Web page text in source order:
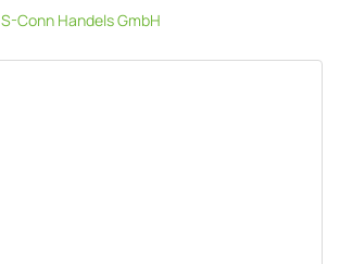
S-Conn Handels GmbH